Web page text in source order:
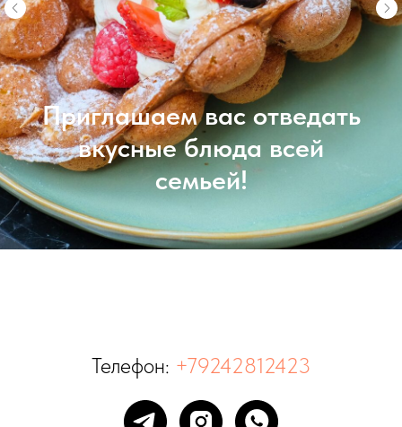
Приглашаем вас отведать
вкусные блюда всей
семьей!
Телефон: +79242812423